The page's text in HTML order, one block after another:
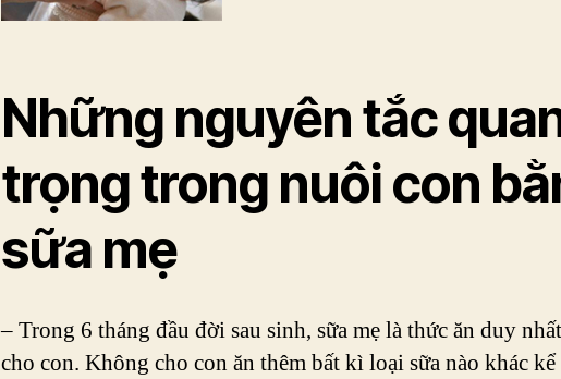
Những nguyên tắc
trọng trong nuôi con
sữa mẹ
– Trong 6 tháng đầu đời sau sinh, sữa mẹ là thức ăn duy
cho con. Không cho con ăn thêm bất kì loại sữa nào khác kể